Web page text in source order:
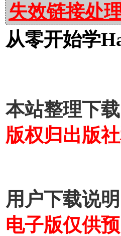
失效链接处
从零开始学
本站整理下载
版权归出版
用户下载说明
电子版仅供